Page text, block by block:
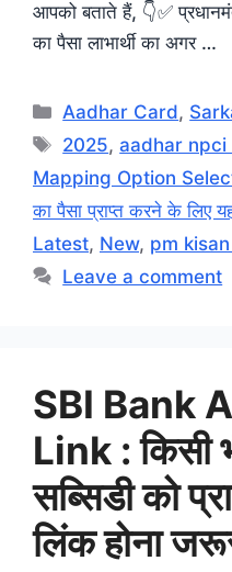
आपको बताते हैं, 👇✅
का पैसा लाभार्थी का अगर …
Categories
Aadhar Card,
Tags
2025,aadhar npci
Mapping Option Select
का पैसा प्राप्त करने के लिए
Latest, New, pm
Leave a comment
SBI Bank
Link : किसी
सब्सिडी को
लिंक होना